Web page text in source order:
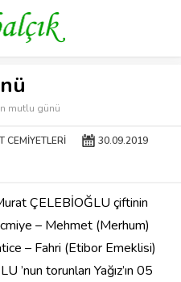
mutlu günü
CEMIYETLERI 30.09.2019
ÇELEBİOĞLU çiftinin
– Mehmet (Merhum)
– Fahri (Etibor Emeklisi)
’nun torunları Yağız’ın 05